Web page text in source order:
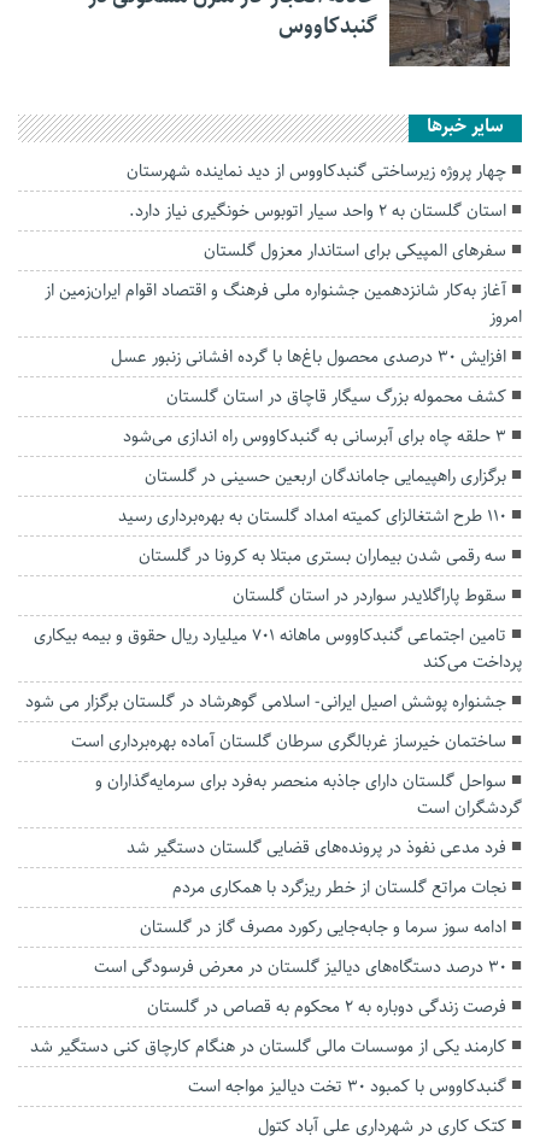
گنبدکاووس
سایر خبرها
چهار پروژه زیرساختی گنبدکاووس از دید نماینده شهرستان
استان گلستان به ۲ واحد سیار اتوبوس خونگیری نیاز دارد.
سفرهای المپیکی برای استاندار معزول گلستان
آغاز به‌کار شانزدهمین جشنواره ملی فرهنگ و اقتصاد اقوام ایران‌زمین از
امروز
افزایش ۳۰ درصدی محصول باغ‌ها با گرده افشانی زنبور عسل
کشف محموله بزرگ سیگار قاچاق در استان گلستان
۳ حلقه چاه برای آبرسانی به گنبدکاووس راه اندازی می‌شود
برگزاری راهپیمایی جاماندگان اربعین حسینی در گلستان
۱۱۰ طرح اشتغالزای کمیته امداد گلستان به بهره‌برداری رسید
سه رقمی شدن بیماران بستری مبتلا به کرونا در گلستان
سقوط پاراگلایدر سواردر در استان گلستان
تامین اجتماعی گنبدکاووس ماهانه ۷۰۱ میلیارد ریال حقوق و بیمه بیکاری
پرداخت می‌کند
جشنواره پوشش اصیل ایرانی- اسلامی گوهرشاد در گلستان برگزار می شود
ساختمان خیرساز غربالگری سرطان گلستان آماده بهره‌برداری است
سواحل گلستان دارای جاذبه منحصر به‌فرد برای سرمایه‌گذاران و
گردشگران است
فرد مدعی نفوذ در پرونده‌های قضایی گلستان دستگیر شد
نجات مراتع گلستان از خطر ریزگرد با همکاری مردم
ادامه سوز سرما و جابه‌جایی رکورد مصرف گاز در گلستان
۳۰ درصد دستگاه‌های دیالیز گلستان در معرض فرسودگی است
فرصت زندگی دوباره به ۲ محکوم به قصاص در گلستان
کارمند یکی از موسسات مالی گلستان در هنگام کارچاق کنی دستگیر شد
گنبدکاووس با کمبود ۳۰ تخت دیالیز مواجه است
کتک کاری در شهرداری علی آباد کتول